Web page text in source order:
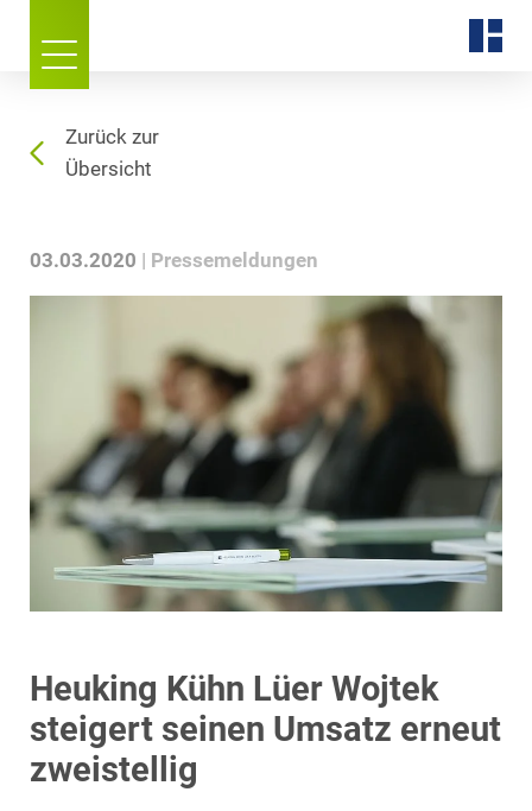
Zurück zur
Übersicht
03.03.2020 Pressemeldungen
Heuking Kühn Lüer Wojtek
steigert seinen Umsatz erneut
zweistellig